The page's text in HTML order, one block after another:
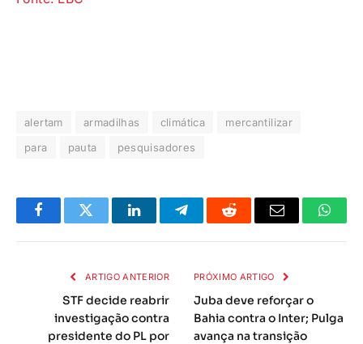
alertam armadilhas climática
mercantilizar
para
pauta pesquisadores
FacebookTwitter LinkedInTelegramaReddit
E-
ARTIGO ANTERIOR
STF decide reabrir
investigação contra
presidente do PL por
PRÓXIMO ARTIGO
Juba deve reforçar o
Bahia contra o Inter; Pulga
avança na transição